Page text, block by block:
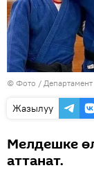
© Фото / Департамент
Жазылуу
Мелдешке
аттанат.